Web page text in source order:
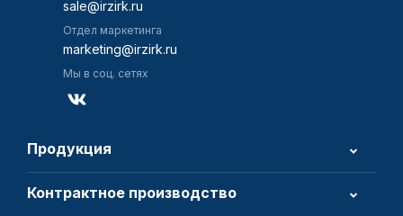
sale@irzirk.ru
Отдел маркетинга
marketing@irzirk.ru
Мы в соц. сетях
Продукция
Контрактное производство